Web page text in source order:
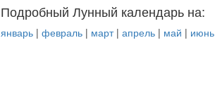
Подробный Лунный календарь на:
январь| февраль| март| апрель| май | июнь